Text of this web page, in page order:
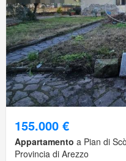
155.000 €
Appartamento a Pian di
Provincia di Arezzo